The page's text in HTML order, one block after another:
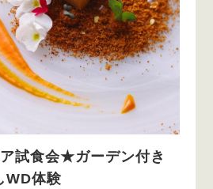
試食会★ガーデン付き
WD体験